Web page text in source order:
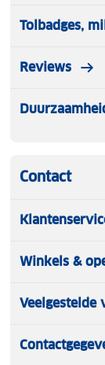
Tolbadges,
Reviews
Contact
Winkels &
Veelgestelde